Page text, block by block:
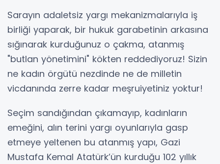
Sarayın adaletsiz yargı mekanizmalarıyla iş
birliği yaparak, bir hukuk garabetinin arkasına
sığınarak kurduğunuz o çakma, atanmış
"butlan yönetimini" kökten reddediyoruz! Sizin
ne kadın örgütü nezdinde ne de milletin
vicdanında zerre kadar meşruiyetiniz yoktur!
Seçim sandığından çıkamayıp, kadınların
emeğini, alın terini yargı oyunlarıyla gasp
etmeye yeltenen bu atanmış yapı, Gazi
Mustafa Kemal Atatürk’ün kurduğu 102 yıllık